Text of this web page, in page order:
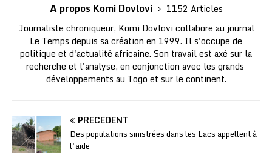
A propos Komi Dovlovi
1152 Articles
Journaliste chroniqueur, Komi Dovlovi collabore au journal
Le Temps depuis sa création en 1999. Il s'occupe de
politique et d'actualité africaine. Son travail est axé sur la
recherche et l'analyse, en conjonction avec les grands
développements au Togo et sur le continent.
PRÉCÉDENT
Des populations sinistrées dans les Lacs appellent à
l’aide